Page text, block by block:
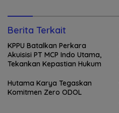
Berita Terkait
KPPU Batalkan Perkara
Akuisisi PT MCP Indo Utama,
Tekankan Kepastian Hukum
Hutama Karya Tegaskan
Komitmen Zero ODOL